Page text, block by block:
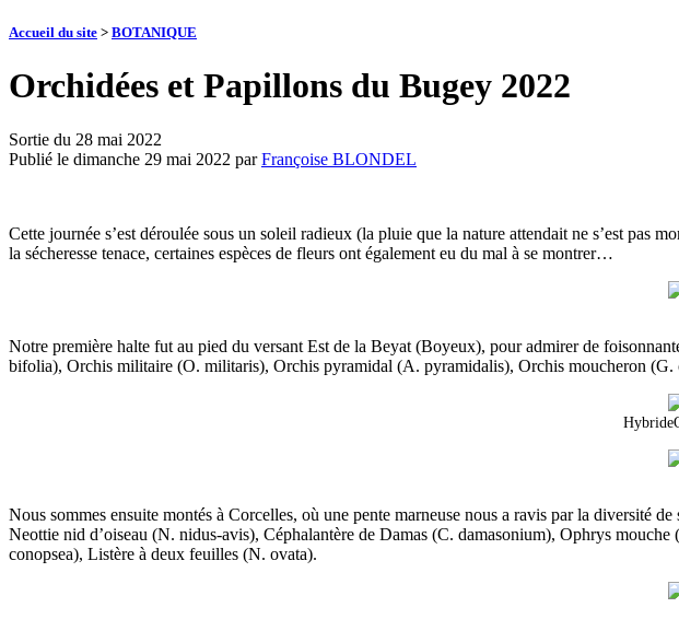
Accueil du site > BOTANIQUE
Orchidées et Papillons du Bugey 2022
Sortie du 28 mai 2022
Publié le dimanche 29 mai 2022 parFrançoise BLONDEL
Cette journée s’est déroulée sous un soleil radieux (la pluie que la nature attendait ne s’est pas
la sécheresse tenace, certaines espèces de fleurs ont également eu du mal à se montrer…
Notre première halte fut au pied du versant Est de la Beyat (Boyeux), pour admirer de
bifolia), Orchis militaire (O. militaris), Orchis pyramidal (A. pyramidalis), Orchis moucheron
Nous sommes ensuite montés à Corcelles, où une pente marneuse nous a ravis par la diversité
Neottie nid d’oiseau (N. nidus-avis), Céphalantère de Damas (C. damasonium), Ophrys
conopsea), Listère à deux feuilles (N. ovata).